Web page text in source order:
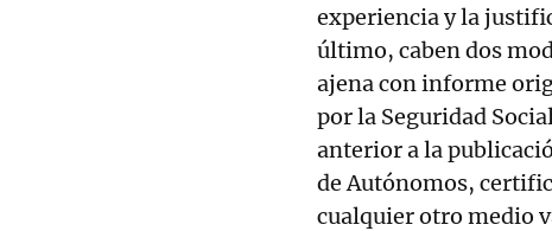
experiencia y la
último, caben dos
ajena con informe
por la Seguridad
anterior a la
de Autónomos,
cualquier otro medio